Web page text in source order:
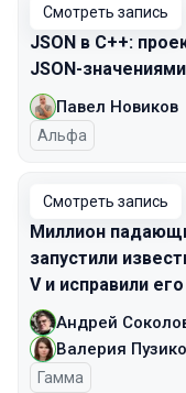
Смотреть запись
JSON в C++:
JSON-значениями
Павел Новиков
Альфа
Смотреть запись
Миллион
запустили
V и исправили его
Андрей
Валерия
Гамма